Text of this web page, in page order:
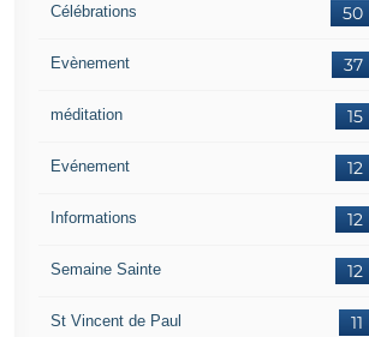
50
Célébrations
37
Evènement
15
méditation
12
Evénement
12
Informations
12
Semaine Sainte
11
St Vincent de Paul